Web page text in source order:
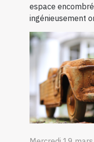
espace
ingénieusement